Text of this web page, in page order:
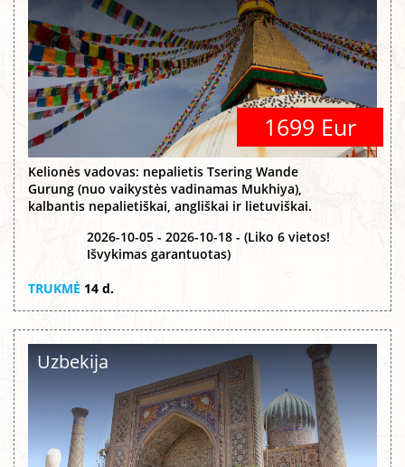
1699 Eur
Kelionės vadovas: nepalietis Tsering Wande
Gurung (nuo vaikystės vadinamas Mukhiya),
kalbantis nepalietiškai, angliškai ir lietuviškai.
2026-10-05 - 2026-10-18 - (Liko 6 vietos!
Išvykimas garantuotas)
TRUKMĖ 14 d.
Uzbekija